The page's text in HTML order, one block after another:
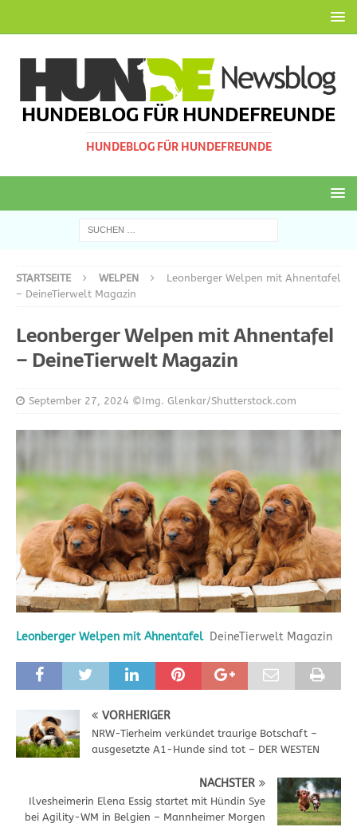
HUNDEBLOG FÜR HUNDEFREUNDE
HUNDEBLOG FÜR HUNDEFREUNDE
STARTSEITE WELPEN
Leonberger Welpen mit Ahnentafel
– DeineTierwelt Magazin
Leonberger Welpen mit Ahnentafel
– DeineTierwelt Magazin
September 27, 2024 ©Img. Glenkar/Shutterstock.com
Leonberger Welpen mit Ahnentafel DeineTierwelt Magazin
VORHERIGER
NRW-Tierheim verkündet traurige Botschaft –
ausgesetzte A1-Hunde sind tot – DER WESTEN
NÄCHSTER
Ilvesheimerin Elena Essig startet mit Hündin Sye
bei Agility-WM in Belgien – Mannheimer Morgen